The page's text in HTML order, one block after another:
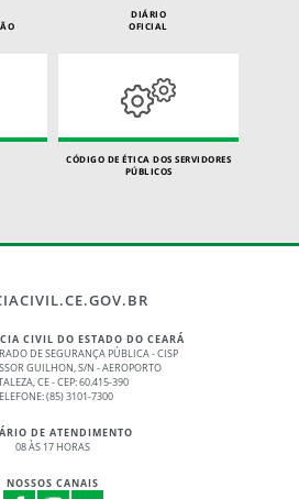
DIÁRIO
OFICIAL
CÓDIGO DE ÉTICA DOS SERVIDORES
PÚBLICOS
CIVIL DO ESTADO DO CEARÁ
DE SEGURANÇA PÚBLICA - CISP
GUILHON, S/N - AEROPORTO
CE - CEP: 60.415-390
(85) 3101-7300
DE ATENDIMENTO
08 ÀS 17 HORAS
NOSSOS CANAIS